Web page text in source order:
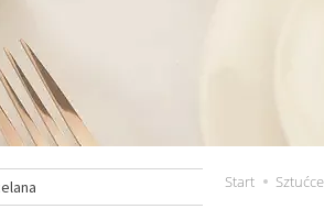
Start Sztućce